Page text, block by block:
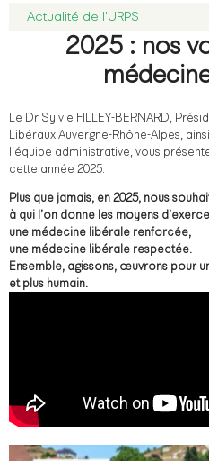
Actualité de l'URPS
2025 : nos
Le Dr Sylvie FILLEY-BERNARD,
Libéraux Auvergne-Rhône-Alpes,
l’équipe administrative, vous
cette année 2025.
Plus que jamais, en 2025, nous
à qui l’on donne les moyens
une médecine libérale renforcée,
une médecine libérale respectée.
Ensemble, agissons, œuvrons pour
et plus humain.